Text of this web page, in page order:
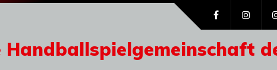
Handballspielgemeinschaft